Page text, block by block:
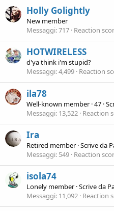
Holly Golightly
New member
Messaggi 717 Reaction
HOTWIRELESS
d'ya think i'm stupid?
Messaggi 4,499 Reaction
ila78
Well-known member ·47 ·
Messaggi 13,522 Reaction
Ira
Retired member ·Scrive da
Messaggi 549 Reaction
isola74
Lonely member ·Scrive da
Messaggi 11,092 Reaction